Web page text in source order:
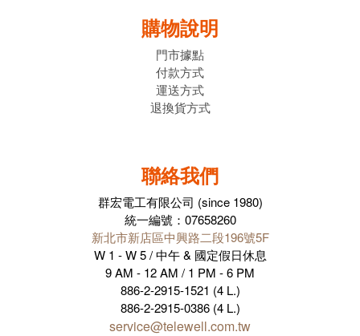
購物說明
門市據點
付款方式
運送方式
退換貨方式
聯絡我們
群宏電工有限公司 (since 1980)
統一編號：07658260
新北市新店區中興路二段196號5F
W 1 - W 5 / 中午 & 國定假日休息
9 AM - 12 AM / 1 PM - 6 PM
886-2-2915-1521 (4 L.)
886-2-2915-0386 (4 L.)
service@telewell.com.tw